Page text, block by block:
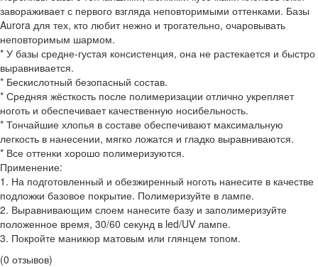
завораживает с первого взгляда неповторимыми оттенками. Базы
Aurora для тех, кто любит нежно и трогательно, очаровывать
неповторимым шармом.
* У базы средне-густая консистенция, она не растекается и быстро
выравнивается.
* Бескислотный безопасный состав.
* Средняя жёсткость после полимеризации отлично укрепляет
ноготь и обеспечивает качественную носибельность.
* Тончайшие хлопья в составе обеспечивают максимальную
легкость в нанесении, мягко ложатся и гладко выравниваются.
* Все оттенки хорошо полимеризуются.
Применение:
1. На подготовленный и обезжиренный ноготь нанесите в качестве
подложки базовое покрытие. Полимеризуйте в лампе.
2. Выравнивающим слоем нанесите базу и заполимеризуйте
положенное время, 30/60 секунд в led/UV лампе.
3. Покройте маникюр матовым или глянцем топом.
(0 отзывов)